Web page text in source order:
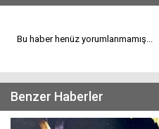
Bu haber henüz yorumlanmamış...
Benzer Haberler